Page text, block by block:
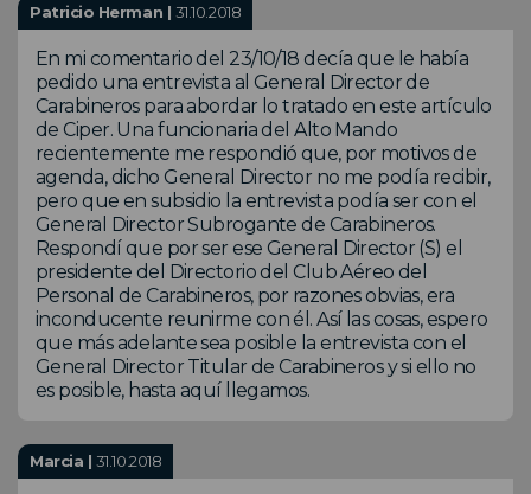
Patricio Herman | 31.10.2018
En mi comentario del 23/10/18 decía que le había
pedido una entrevista al General Director de
Carabineros para abordar lo tratado en este artículo
de Ciper. Una funcionaria del Alto Mando
recientemente me respondió que, por motivos de
agenda, dicho General Director no me podía recibir,
pero que en subsidio la entrevista podía ser con el
General Director Subrogante de Carabineros.
Respondí que por ser ese General Director (S) el
presidente del Directorio del Club Aéreo del
Personal de Carabineros, por razones obvias, era
inconducente reunirme con él. Así las cosas, espero
que más adelante sea posible la entrevista con el
General Director Titular de Carabineros y si ello no
es posible, hasta aquí llegamos.
Marcia | 31.10.2018